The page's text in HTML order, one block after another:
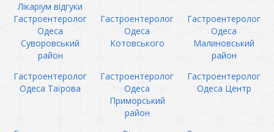
Лікаріум відгуки
Гастроентеролог
Одеса
Суворовський
район
Гастроентеролог
Одеса
Котовського
Гастроентеролог
Одеса
Малиновський
район
Гастроентеролог
Одеса Таїрова
Гастроентеролог
Одеса
Приморський
район
Гастроентеролог
Одеса Центр